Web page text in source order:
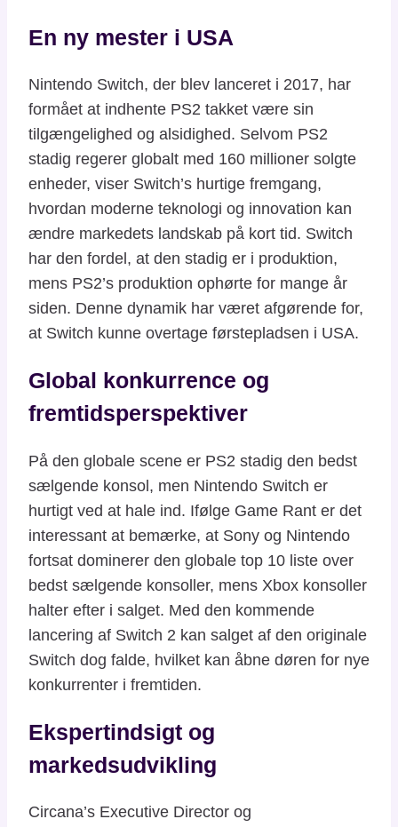
En ny mester i USA
Nintendo Switch, der blev lanceret i 2017, har
formået at indhente PS2 takket være sin
tilgængelighed og alsidighed. Selvom PS2
stadig regerer globalt med 160 millioner solgte
enheder, viser Switch’s hurtige fremgang,
hvordan moderne teknologi og innovation kan
ændre markedets landskab på kort tid. Switch
har den fordel, at den stadig er i produktion,
mens PS2’s produktion ophørte for mange år
siden. Denne dynamik har været afgørende for,
at Switch kunne overtage førstepladsen i USA.
Global konkurrence og
fremtidsperspektiver
På den globale scene er PS2 stadig den bedst
sælgende konsol, men Nintendo Switch er
hurtigt ved at hale ind. Ifølge Game Rant er det
interessant at bemærke, at Sony og Nintendo
fortsat dominerer den globale top 10 liste over
bedst sælgende konsoller, mens Xbox konsoller
halter efter i salget. Med den kommende
lancering af Switch 2 kan salget af den originale
Switch dog falde, hvilket kan åbne døren for nye
konkurrenter i fremtiden.
Ekspertindsigt og
markedsudvikling
Circana’s Executive Director og